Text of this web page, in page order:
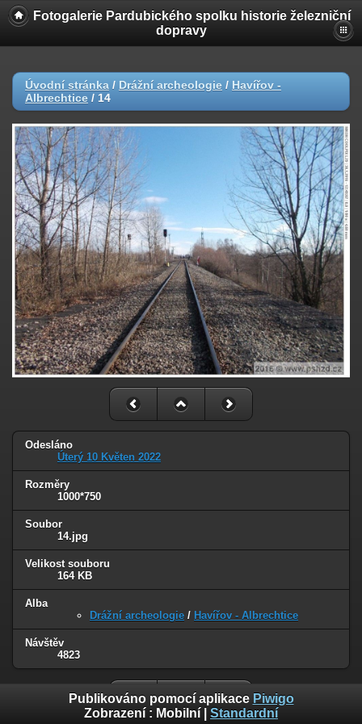
Fotogalerie Pardubického spolku historie železniční
dopravy
Úvodní stránka / Drážní archeologie / Havířov -
Albrechtice / 14
Odesláno
Úterý 10 Květen 2022
Rozměry
1000*750
Soubor
14.jpg
Velikost souboru
164 KB
Alba
Drážní archeologie / Havířov - Albrechtice
Návštěv
4823
Publikováno pomocí aplikace Piwigo
Zobrazení : Mobilní Standardní